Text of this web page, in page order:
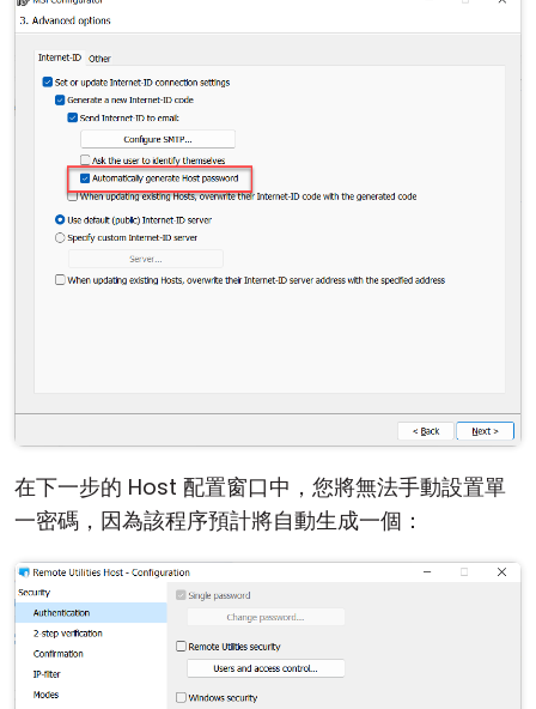
在下一步的 Host 配置窗口中，您將無法手動設置單
一密碼，因為該程序預計將自動生成一個：